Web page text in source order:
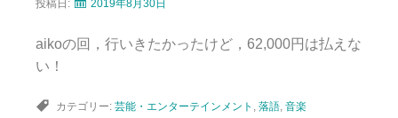
投稿日: 2019年8月30日
aikoの回，行いきたかったけど，62,000円は払えな
い！
カテゴリー: 芸能・エンターテインメント , 落語, 音楽